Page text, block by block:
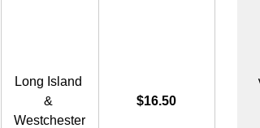
Long Island
&
Westchester
$16.50